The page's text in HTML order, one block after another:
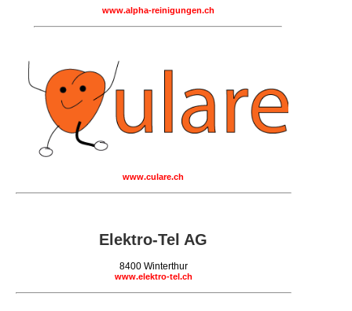
www.alpha-reinigungen.ch
www.culare.ch
Elektro-Tel AG
8400 Winterthur
www.elektro-tel.ch